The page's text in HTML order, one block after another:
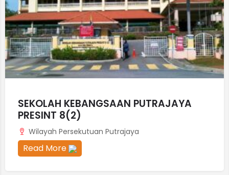
SEKOLAH KEBANGSAAN PUTRAJAYA
PRESINT 8(2)
Wilayah Persekutuan Putrajaya
Read More